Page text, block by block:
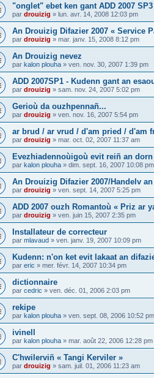
"onglet" ebet ken gant ADD 2007 SP3
par drouizig » lun. avr. 14, 2008 12:03 pm
An Drouizig Difazier 2007 « Service
par drouizig » mar. janv. 15, 2008 8:12 pm
An Drouizig nevez
par kalon plouha » ven. nov. 30, 2007 1:39 pm
ADD 2007SP1 - Kudenn gant an
par drouizig » sam. nov. 24, 2007 5:02 pm
Gerioù da ouzhpennañ...
par drouizig » ven. nov. 16, 2007 5:54 pm
ar brud / ar vrud / d'am pried / d'am
par drouizig » mar. oct. 02, 2007 11:37 am
Evezhiadennoùigoù evit reiñ an
par kalon plouha » dim. sept. 16, 2007 10:08 pm
An Drouizig Difazier 2007/Handelv
par drouizig » ven. sept. 14, 2007 5:25 pm
ADD 2007 ouzh Romantoù « Priz ar
par drouizig » ven. juin 15, 2007 2:35 pm
Installateur de correcteur
par mlavaud » ven. janv. 19, 2007 10:09 pm
Kudenn: n'on ket evit lakaat an
par eric » mer. févr. 14, 2007 10:34 pm
dictionnaire
par cedric » ven. déc. 01, 2006 2:03 pm
rekipe
par kalon plouha » ven. sept. 08, 2006 10:52 pm
ivinell
par kalon plouha » mar. août 22, 2006 12:28 pm
C'hwilerviñ « Tangi Kerviler »
par drouizig » sam. juil. 01, 2006 11:23 am